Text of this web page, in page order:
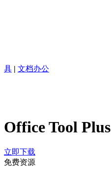
具 | 文档办公
Office Tool Plus
立即下载
免费资源